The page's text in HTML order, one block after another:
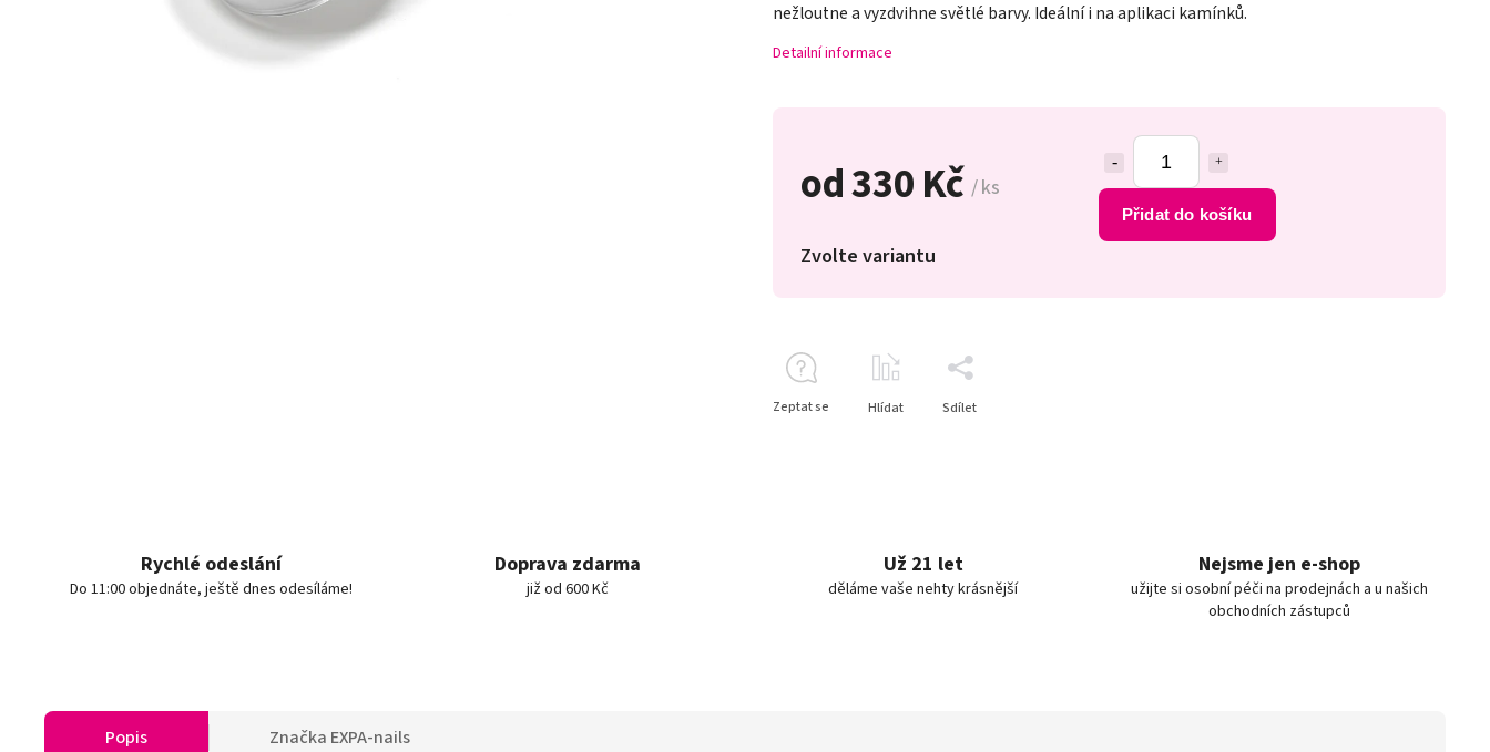
od330 Kč / ks
Přidat do košíku
Zvolte variantu
nežloutne a vyzdvihne světlé barvy. Ideální i na aplikaci kamínků.
Detailní informace
Zeptat se Hlídat Sdílet
Rychlé odeslání
Do 11:00 objednáte, ještě dnes odesíláme!
Doprava zdarma
již od 600 Kč
Už 21 let
děláme vaše nehty krásnější
Nejsme jen e-shop
užijte si osobní péči na prodejnách a u našich
obchodních zástupců
Popis Značka EXPA-nails